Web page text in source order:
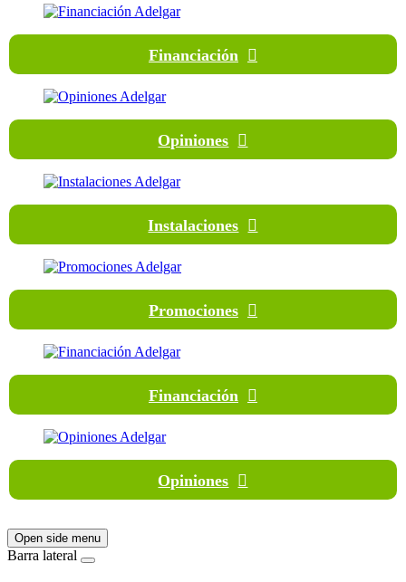
Financiación
Opiniones
Instalaciones
Promociones
Financiación
Opiniones
Open side menu
Barra lateral